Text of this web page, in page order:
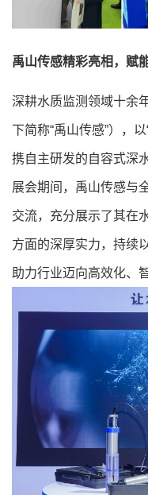
禹山传感精彩亮相，赋
深耕水质监测领域十余
下简称“禹山传感”），
携自主研发的自容式深
展会期间，禹山传感与
交流，充分展示了其在
方面的深厚实力，持续
助力行业迈向高效化、